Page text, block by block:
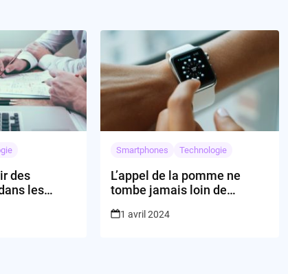
des
les
Smartphones Technologie
L’appel de la pomme ne
tombe jamais loin de
1 avril 2024